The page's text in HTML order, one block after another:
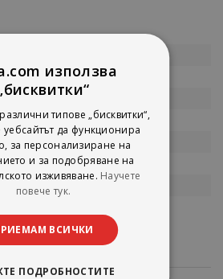
1998
използва
типове „бисквитки“,
уебсайтът да функционира
за персонализиране на
и за подобряване на
изживяване. Научете
повече тук.
ВСИЧКИ
ПОДРОБНОСТИТЕ